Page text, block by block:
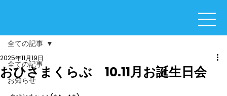
全ての記事
お知らせ
全ての記事
おひさまくらぶ 10.11月お誕生日会
2025年11月19日